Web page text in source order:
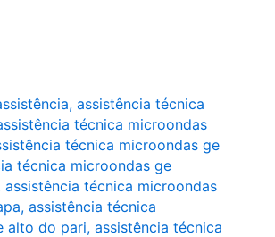
, assistência técnica
técnica microondas
técnica microondas ge
técnica microondas ge
assistência técnica microondas
, assistência técnica
alto do pari, assistência técnica